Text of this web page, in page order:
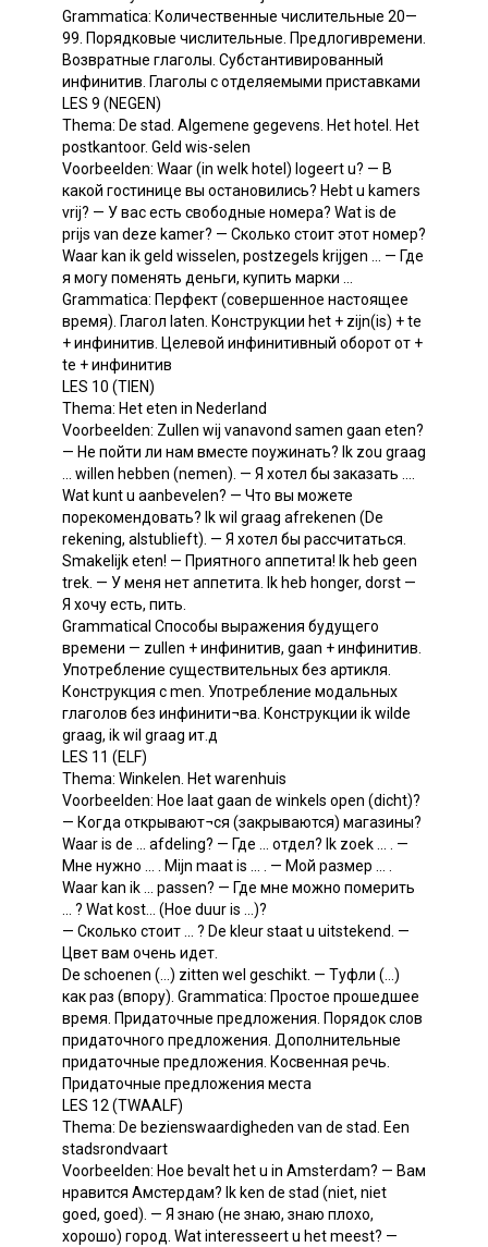
Grammatica: Количественные числительные 20—
99. Порядковые числительные. Предлогивремени.
Возвратные глаголы. Субстантивированный
инфинитив. Глаголы с отделяемыми приставками
LES 9 (NEGEN)
Thema: De stad. Algemene gegevens. Het hotel. Het
postkantoor. Geld wis-selen
Voorbeelden: Waar (in welk hotel) logeert u? — В
какой гостинице вы остановились? Hebt u kamers
vrij? — У вас есть свободные номера? Wat is de
prijs van deze kamer? — Сколько стоит этот номер?
Waar kan ik geld wisselen, postzegels krijgen ... — Где
я могу поменять деньги, купить марки ...
Grammatica: Перфект (совершенное настоящее
время). Глагол laten. Конструкции het + zijn(is) + te
+ инфинитив. Целевой инфинитивный оборот от +
te + инфинитив
LES 10 (TIEN)
Thema: Het eten in Nederland
Voorbeelden: Zullen wij vanavond samen gaan eten?
— He пойти ли нам вместе поужинать? Ik zou graag
... willen hebben (nemen). — Я хотел бы заказать ....
Wat kunt u aanbevelen? — Что вы можете
порекомендовать? Ik wil graag afrekenen (De
rekening, alstublieft). — Я хотел бы рассчитаться.
Smakelijk eten! — Приятного аппетита! Ik heb geen
trek. — У меня нет аппетита. Ik heb honger, dorst —
Я хочу есть, пить.
Grammatical Способы выражения будущего
времени — zullen + инфинитив, gaan + инфинитив.
Употребление существительных без артикля.
Конструкция с men. Употребление модальных
глаголов без инфинити¬ва. Конструкции ik wilde
graag, ik wil graag ит.д
LES 11 (ELF)
Thema: Winkelen. Het warenhuis
Voorbeelden: Hoe laat gaan de winkels open (dicht)?
— Когда открывают¬ся (закрываются) магазины?
Waar is de ... afdeling? — Где ... отдел? Ik zoek ... . —
Мне нужно ... . Mijn maat is ... . — Мой размер ... .
Waar kan ik ... passen? — Где мне можно померить
... ? Wat kost... (Hoe duur is ...)?
— Сколько стоит ... ? De kleur staat u uitstekend. —
Цвет вам очень идет.
De schoenen (...) zitten wel geschikt. — Туфли (...)
как раз (впору). Grammatica: Простое прошедшее
время. Придаточные предложения. Порядок слов
придаточного предложения. Дополнительные
придаточные предложения. Косвенная речь.
Придаточные предложения места
LES 12 (TWAALF)
Thema: De bezienswaardigheden van de stad. Een
stadsrondvaart
Voorbeelden: Hoe bevalt het u in Amsterdam? — Вам
нравится Амстердам? Ik ken de stad (niet, niet
goed, goed). — Я знаю (не знаю, знаю плохо,
хорошо) город. Wat interesseert u het meest? —